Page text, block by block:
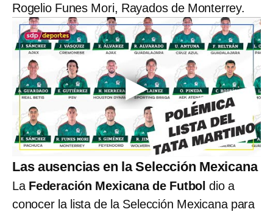
Rogelio Funes Mori, Rayados de Monterrey.
Las ausencias en la Selección Mexicana
La Federación Mexicana de Futbol dio a
conocer la lista de la Selección Mexicana para